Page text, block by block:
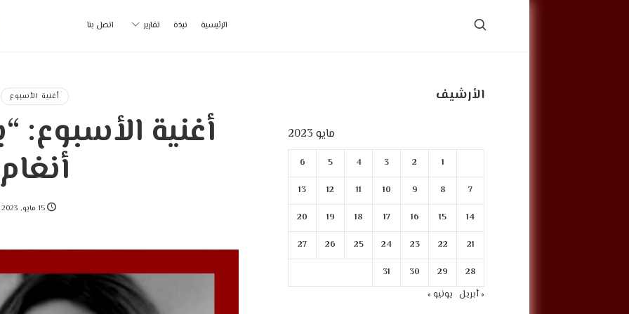
الرئيسية نبذة تقارير اتصل بنا
| أغنية الأسبوع
أغنية الأسبوع:
أنغام
15 مايو, 2023
الأرشيف
مايو 2023
1
2
3
4
5
6
7
8
9
10
11
12
13
14
15
16
17
18
19
20
21
22
23
24
25
26
27
28
29
30
31
« أبريل يونيو »